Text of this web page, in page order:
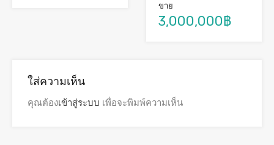
ขาย
3,000,000฿
ใส่ความเห็น
คุณต้องเข้าสู่ระบบ เพื่อจะพิมพ์ความเห็น